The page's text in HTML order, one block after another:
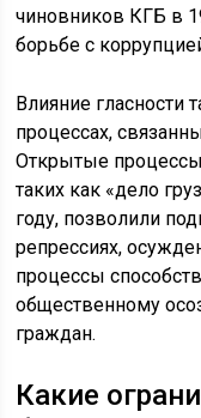
чиновников КГБ в
борьбе с
Влияние гласности
процессах,
Открытые
таких как «дело
году, позволили
репрессиях,
процессы
общественному
граждан.
Какие